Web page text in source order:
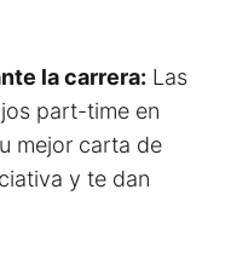
la carrera: Las
part-time en
mejor carta de
y te dan